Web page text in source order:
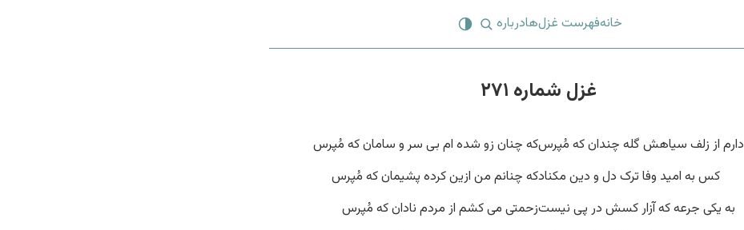
خانهفهرست غزل‌هادرباره
غزل شماره ۲۷۱
دارم از زلف سیاهش گله چندان که مُپرسکه چنان زو شده ام بی سر و سامان که مُپرس
کس به امید وفا ترک دل و دین مکنادکه چنانم من ازین کرده پشیمان که مُپرس
به یکی جرعه که آزار کسش در پی نیستزحمتی می کشم از مردم نادان که مُپرس